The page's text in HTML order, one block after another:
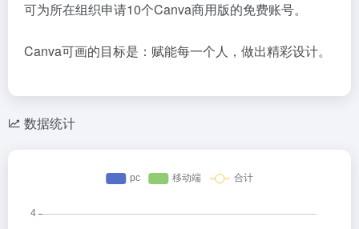
可为所在组织申请10个Canva商用版的免费账号。
Canva可画的目标是：赋能每一个人，做出精彩设计。
数据统计